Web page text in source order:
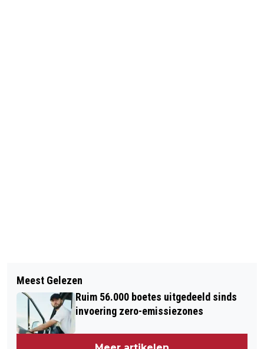
RELLEN IN HONGKONG BIJ OPBREKEN
KAMP BETOGERS
CRICKETSPELER ZWAARGEWOND NA
BAL OP HOOFD
Meest Gelezen
Ruim 56.000 boetes uitgedeeld sinds
invoering zero-emissiezones